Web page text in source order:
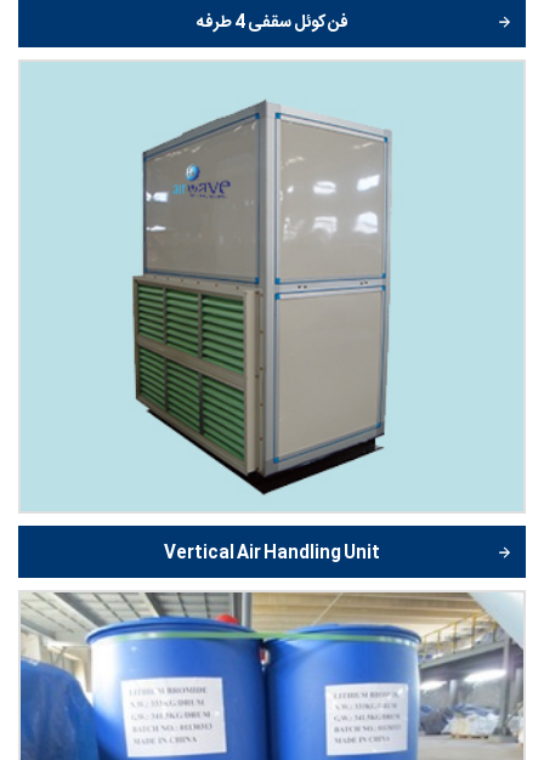
فن کوئل سقفی 4 طرفه
Vertical Air Handling Unit